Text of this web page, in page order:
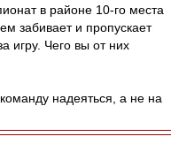
в районе 10-го места
забивает и пропускает
игру. Чего вы от них
надеяться, а не на